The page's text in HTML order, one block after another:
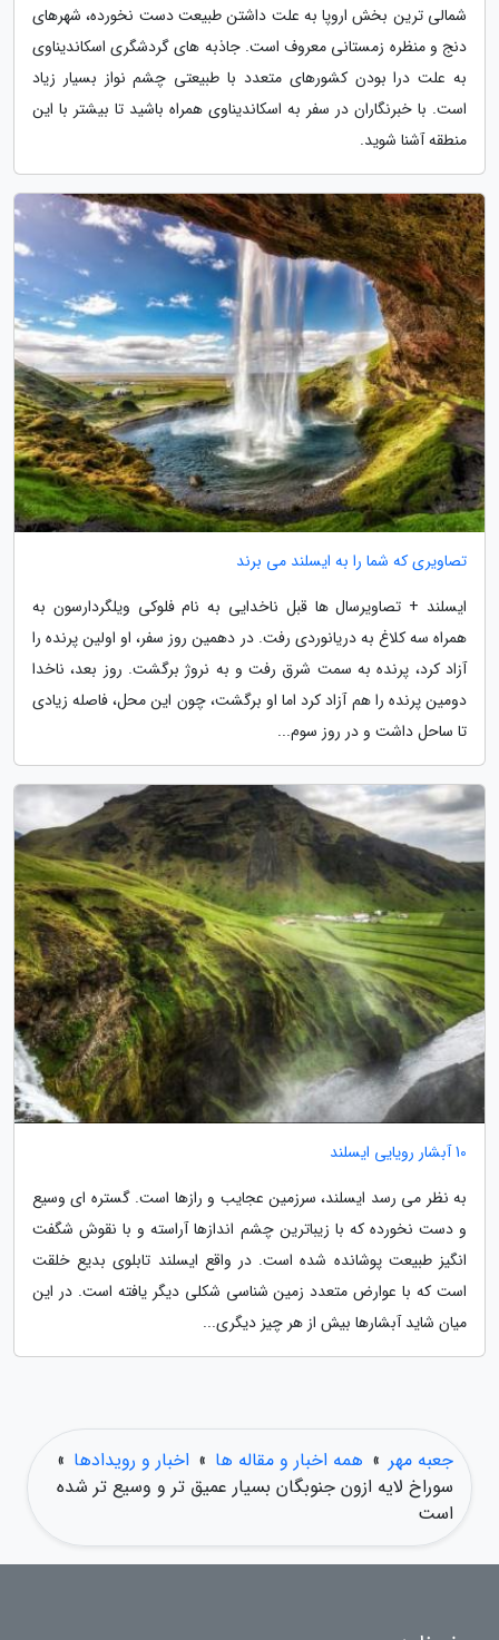
شمالی ترین بخش اروپا به علت داشتن طبیعت دست نخورده، شهرهای
دنج و منظره زمستانی معروف است. جاذبه های گردشگری اسکاندیناوی
به علت درا بودن کشورهای متعدد با طبیعتی چشم نواز بسیار زیاد
است. با خبرنگاران در سفر به اسکاندیناوی همراه باشید تا بیشتر با این
منطقه آشنا شوید.
تصاویری که شما را به ایسلند می برند
ایسلند + تصاویرسال ها قبل ناخدایی به نام فلوکی ویلگردارسون به
همراه سه کلاغ به دریانوردی رفت. در دهمین روز سفر، او اولین پرنده را
آزاد کرد، پرنده به سمت شرق رفت و به نروژ برگشت. روز بعد، ناخدا
دومین پرنده را هم آزاد کرد اما او برگشت، چون این محل، فاصله زیادی
تا ساحل داشت و در روز سوم...
10 آبشار رویایی ایسلند
به نظر می رسد ایسلند، سرزمین عجایب و رازها است. گستره ای وسیع
و دست نخورده که با زیباترین چشم اندازها آراسته و با نقوش شگفت
انگیز طبیعت پوشانده شده است. در واقع ایسلند تابلوی بدیع خلقت
است که با عوارض متعدد زمین شناسی شکلی دیگر یافته است. در این
میان شاید آبشارها بیش از هر چیز دیگری...
جعبه مهر » همه اخبار و مقاله ها » اخبار و رویدادها »
سوراخ لایه ازون جنوبگان بسیار عمیق تر و وسیع تر شده
است